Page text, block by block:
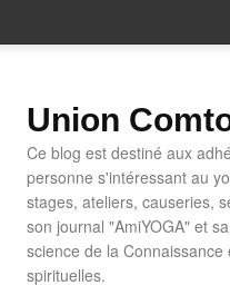
Union
Ce blog est destiné aux
personne s'intéressant au
stages, ateliers, causeries,
son journal "AmiYOGA" et
science de la
spirituelles.